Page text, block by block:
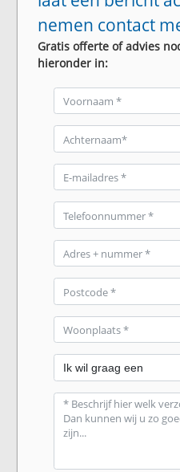
nemen contact
Gratis offerte of advies
hieronder in: